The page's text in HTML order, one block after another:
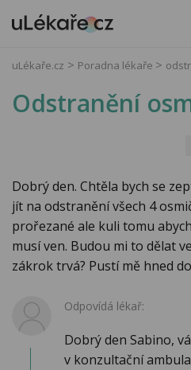
uLékaře.cz Poradna lékaře
Odstranění
Dobrý den. Chtěla bych se
jít na odstranění všech 4
prořezané ale kuli tomu
musí ven. Budou mi to dělat
zákrok trvá? Pustí mě hned
Odpovídá lékař:
Dobrý den Sabino,
v konzultační